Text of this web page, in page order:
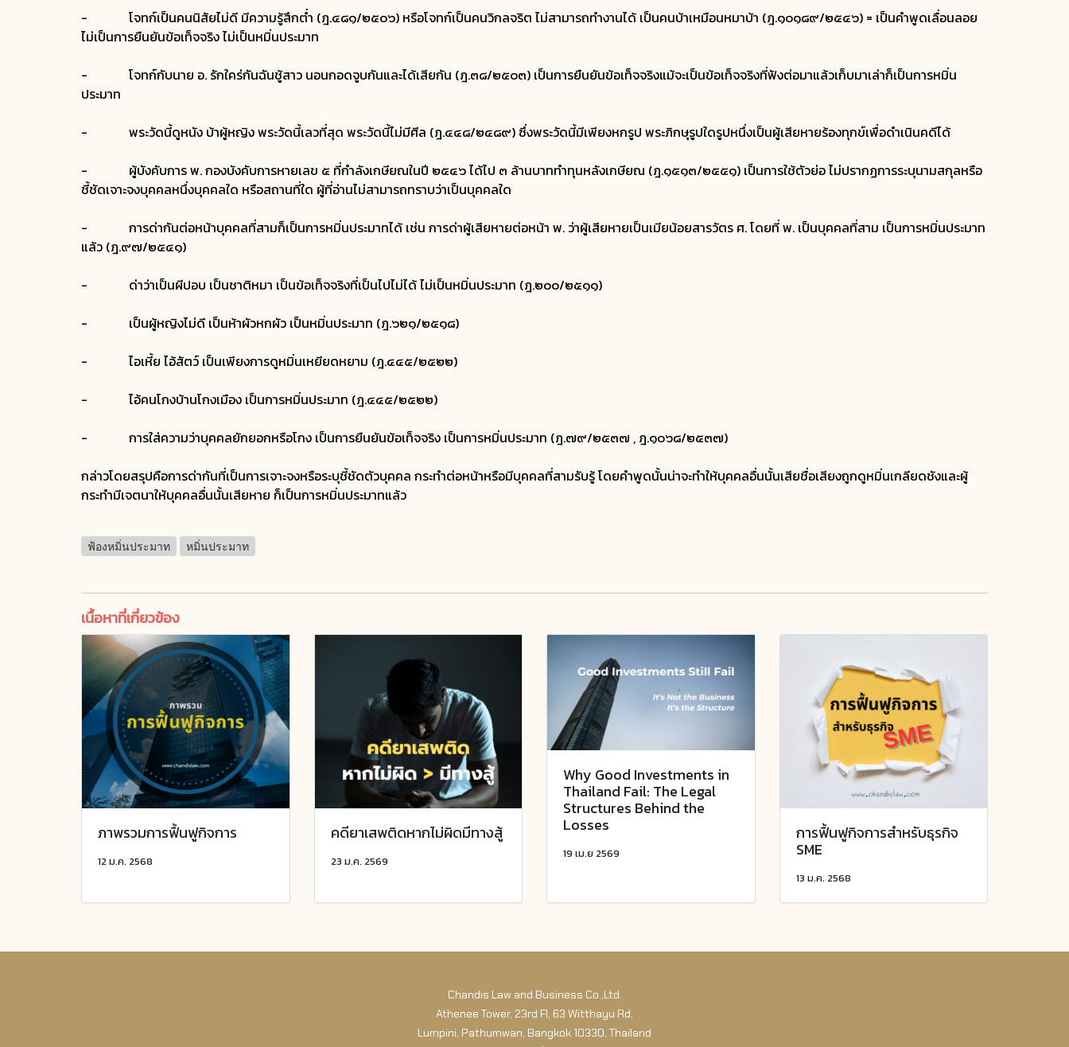
- โจทก์เป็นคนนิสัยไม่ดี มีความรู้สึกต่ำ (ฎ.๔๘๑/๒๕๐๖) หรือโจทก์เป็นคนวิกลจริต ไม่สามารถทำงานได้ เป็นคนบ้าเหมือนหมาบ้า (ฎ.๑๐๑๘๙/๒๕๔๖) = เป็นคำพูดเลื่อนลอย
ไม่เป็นการยืนยันข้อเท็จจริง ไม่เป็นหมิ่นประมาท
- โจทก์กับนาย อ. รักใคร่กันฉันชู้สาว นอนกอดจูบกันและได้เสียกัน (ฎ.๓๘/๒๕๐๓) เป็นการยืนยันข้อเท็จจริงแม้จะเป็นข้อเท็จจริงที่ฟังต่อมาแล้วเก็บมาเล่าก็เป็นการหมิ่น
ประมาท
- พระวัดนี้ดูหนัง บ้าผู้หญิง พระวัดนี้เลวที่สุด พระวัดนี้ไม่มีศีล (ฎ.๔๔๘/๒๔๘๙) ซึ่งพระวัดนี้มีเพียงหกรูป พระภิกษุรูปใดรูปหนึ่งเป็นผู้เสียหายร้องทุกข์เพื่อดำเนินคดีได้
- ผู้บังคับการ พ. กองบังคับการหายเลข ๕ ที่กำลังเกษียณในปี ๒๕๔๖ ได้ไป ๓ ล้านบาททำทุนหลังเกษียณ (ฎ.๑๕๑๓/๒๕๕๑) เป็นการใช้ตัวย่อ ไม่ปรากฏการระบุนามสกุลหรือ
ชี้ชัดเจาะจงบุคคลหนึ่งบุคคลใด หรือสถานที่ใด ผู้ที่อ่านไม่สามารถทราบว่าเป็นบุคคลใด
- การด่ากันต่อหน้าบุคคลที่สามก็เป็นการหมิ่นประมาทได้ เช่น การด่าผู้เสียหายต่อหน้า พ. ว่าผู้เสียหายเป็นเมียน้อยสารวัตร ศ. โดยที่ พ. เป็นบุคคลที่สาม เป็นการหมิ่นประมาท
แล้ว (ฎ.๙๗/๒๕๔๑)
- ด่าว่าเป็นผีปอบ เป็นชาติหมา เป็นข้อเท็จจริงที่เป็นไปไม่ได้ ไม่เป็นหมิ่นประมาท (ฎ.๒๐๐/๒๕๑๑)
- เป็นผู้หญิงไม่ดี เป็นห้าผัวหกผัว เป็นหมิ่นประมาท (ฎ.๖๒๑/๒๕๑๘)
- ไอเหี้ย ไอ้สัตว์ เป็นเพียงการดูหมิ่นเหยียดหยาม (ฎ.๔๔๕/๒๕๒๒)
- ไอ้คนโกงบ้านโกงเมือง เป็นการหมิ่นประมาท (ฎ.๔๔๕/๒๕๒๒)
- การใส่ความว่าบุคคลยักยอกหรือโกง เป็นการยืนยันข้อเท็จจริง เป็นการหมิ่นประมาท (ฎ.๗๙/๒๕๓๗ , ฎ.๑๐๖๘/๒๕๓๗)
กล่าวโดยสรุปคือการด่ากันที่เป็นการเจาะจงหรือระบุชี้ชัดตัวบุคคล กระทำต่อหน้าหรือมีบุคคลที่สามรับรู้ โดยคำพูดนั้นน่าจะทำให้บุคคลอื่นนั้นเสียชื่อเสียงถูกดูหมิ่นเกลียดชังและผู้
กระทำมีเจตนาให้บุคคลอื่นนั้นเสียหาย ก็เป็นการหมิ่นประมาทแล้ว
ฟ้องหมิ่นประมาท หมิ่นประมาท
เนื้อหาที่เกี่ยวข้อง
ภาพรวมการฟื้นฟูกิจการ
12 ม.ค. 2568
คดียาเสพติดหากไม่ผิดมีทางสู้
23 ม.ค. 2569
Why Good Investments in
Thailand Fail: The Legal
Structures Behind the
Losses
19 เม.ย 2569
การฟื้นฟูกิจการสำหรับธุรกิจ
SME
13 ม.ค. 2568
Chandis Law and Business Co.,Ltd.
Athenee Tower, 23rd Fl, 63 Witthayu Rd,
Lumpini, Pathumwan, Bangkok 10330, Thailand